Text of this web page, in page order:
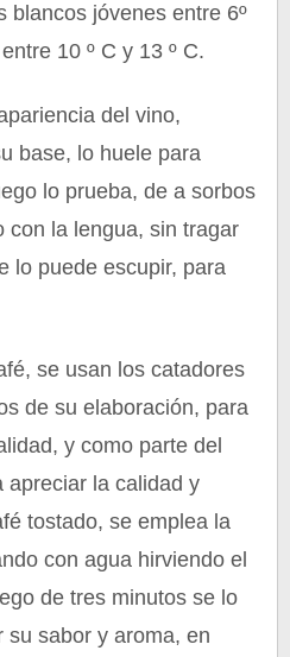
blancos jóvenes entre 6º
10 º C y 13 º C.
del vino,
base, lo huele para
lo prueba, de a sorbos
con la lengua, sin tragar
lo puede escupir, para
se usan los catadores
de su elaboración, para
y como parte del
apreciar la calidad y
tostado, se emplea la
con agua hirviendo el
de tres minutos se lo
su sabor y aroma, en